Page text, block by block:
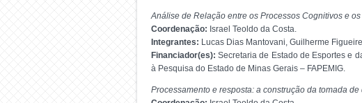
Análise de Relação entre os Processos Cognitivos e
Coordenação: Israel Teoldo da Costa.
Integrantes: Lucas Dias Mantovani, Guilherme
Financiador(es):Secretaria de Estado de Esportes e
à Pesquisa do Estado de Minas Gerais – FAPEMIG.
Processamento e resposta: a construção da tomada